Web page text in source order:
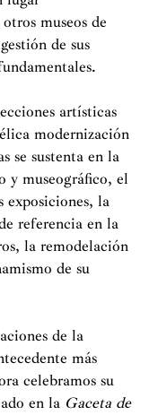
de su actividad
es una larga
de gran
de
y
Centro de
centrada en
su singularidad
muchos de los
están
de obras; pero
de
el Museo ha
política de
museos de
de sus
artísticas
modernización
se sustenta en la
y museográfico, el
exposiciones, la
referencia en la
la remodelación
de su
de la
más
celebramos su
en la Gaceta de